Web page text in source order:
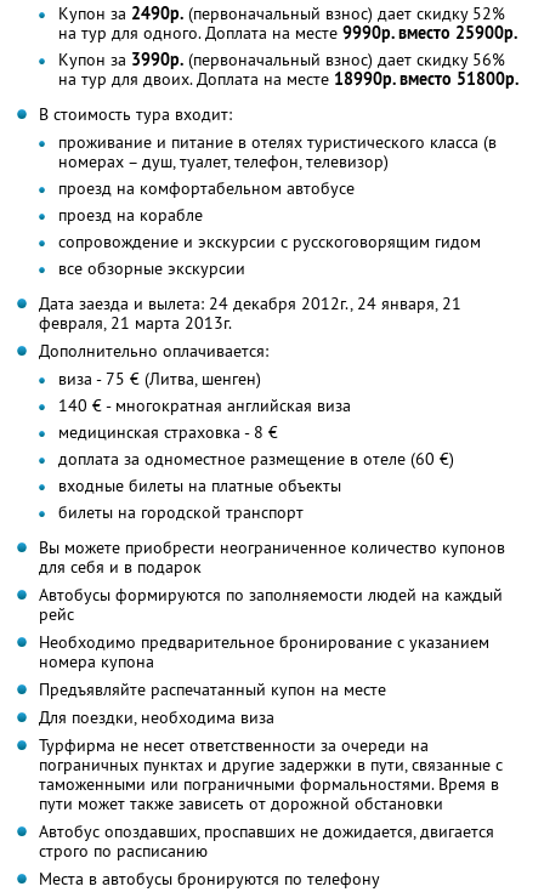
Купон за 2490р. (первоначальный взнос) дает скидку 52%
на тур для одного. Доплата на месте 9990р. вместо 25900р.
Купон за 3990р. (первоначальный взнос) дает скидку 56%
на тур для двоих. Доплата на месте 18990р. вместо 51800р.
В стоимость тура входит:
проживание и питание в отелях туристического класса (в
номерах – душ, туалет, телефон, телевизор)
проезд на комфортабельном автобусе
проезд на корабле
сопровождение и экскурсии с русскоговорящим гидом
все обзорные экскурсии
Дата заезда и вылета: 24 декабря 2012г., 24 января, 21
февраля, 21 марта 2013г.
Дополнительно оплачивается:
виза - 75 € (Литва, шенген)
140 € - многократная английская виза
медицинская страховка - 8 €
доплата за одноместное размещение в отеле (60 €)
входные билеты на платные объекты
билеты на городской транспорт
Вы можете приобрести неограниченное количество купонов
для себя и в подарок
Автобусы формируются по заполняемости людей на каждый
рейс
Необходимо предварительное бронирование с указанием
номера купона
Предъявляйте распечатанный купон на месте
Для поездки, необходима виза
Турфирма не несет ответственности за очереди на
пограничных пунктах и другие задержки в пути, связанные с
таможенными или пограничными формальностями. Время в
пути может также зависеть от дорожной обстановки
Автобус опоздавших, проспавших не дожидается, двигается
строго по расписанию
Места в автобусы бронируются по телефону